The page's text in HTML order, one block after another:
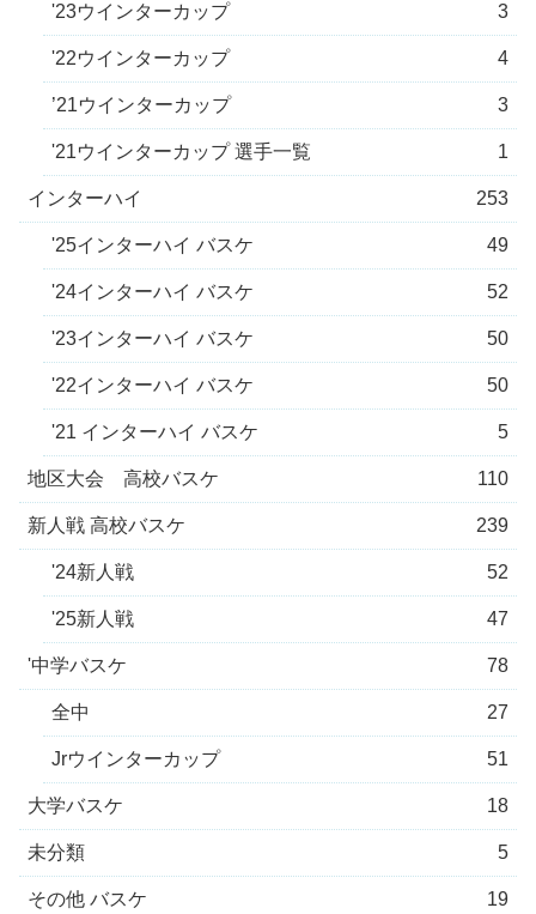
'23ウインターカップ 3
'22ウインターカップ 4
’21ウインターカップ 3
'21ウインターカップ 選手一覧 1
インターハイ 253
'25インターハイ バスケ 49
'24インターハイ バスケ 52
'23インターハイ バスケ 50
'22インターハイ バスケ 50
'21 インターハイ バスケ 5
地区大会 高校バスケ 110
新人戦 高校バスケ 239
'24新人戦 52
'25新人戦 47
'中学バスケ 78
全中 27
Jrウインターカップ 51
大学バスケ 18
未分類 5
その他 バスケ 19